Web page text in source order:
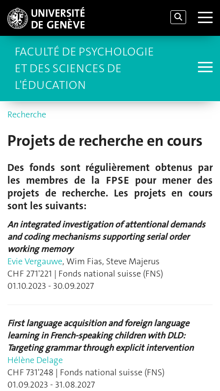
FACULTÉ DE PSYCHOLOGIE
ET DES SCIENCES DE
L'ÉDUCATION
Recherche
Projets de recherche en cours
Des fonds sont régulièrement obtenus par
les membres de la FPSE pour mener des
projets de recherche. Les projets en cours
sont les suivants:
An integrated investigation of attentional demands
and coding mechanisms supporting serial order
working memory
Evie Vergauwe, Wim Fias, Steve Majerus
CHF 271'221 | Fonds national suisse (FNS)
01.10.2023 - 30.09.2027
First language acquisition and foreign language
learning in French-speaking children with DLD:
Targeting grammar through explicit intervention
Hélène Delage
CHF 731'248 | Fonds national suisse (FNS)
01.09.2023 - 31.08.2027